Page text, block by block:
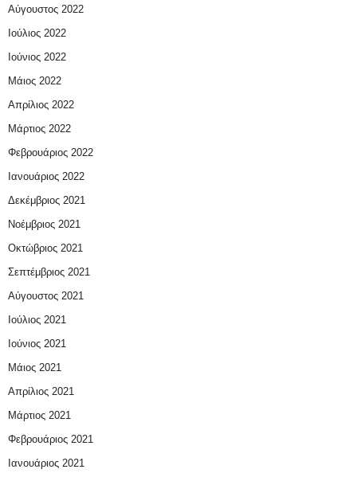
Αύγουστος 2022
Ιούλιος 2022
Ιούνιος 2022
Μάιος 2022
Απρίλιος 2022
Μάρτιος 2022
Φεβρουάριος 2022
Ιανουάριος 2022
Δεκέμβριος 2021
Νοέμβριος 2021
Οκτώβριος 2021
Σεπτέμβριος 2021
Αύγουστος 2021
Ιούλιος 2021
Ιούνιος 2021
Μάιος 2021
Απρίλιος 2021
Μάρτιος 2021
Φεβρουάριος 2021
Ιανουάριος 2021